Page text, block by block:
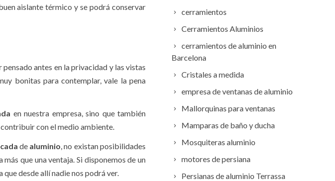
aislante térmico y se podrá conservar
pensado antes en la privacidad y las vistas
bonitas para contemplar, vale la pena
en nuestra empresa, sino que también
con el medio ambiente.
de aluminio , no existan posibilidades
más que una ventaja. Si disponemos de un
que desde allí nadie nos podrá ver.
cerramientos
Cerramientos Aluminios
cerramientos de aluminio en
Barcelona
Cristales a medida
empresa de ventanas de aluminio
Mallorquinas para ventanas
Mamparas de baño y ducha
Mosquiteras aluminio
motores de persiana
Persianas de aluminio Terrassa